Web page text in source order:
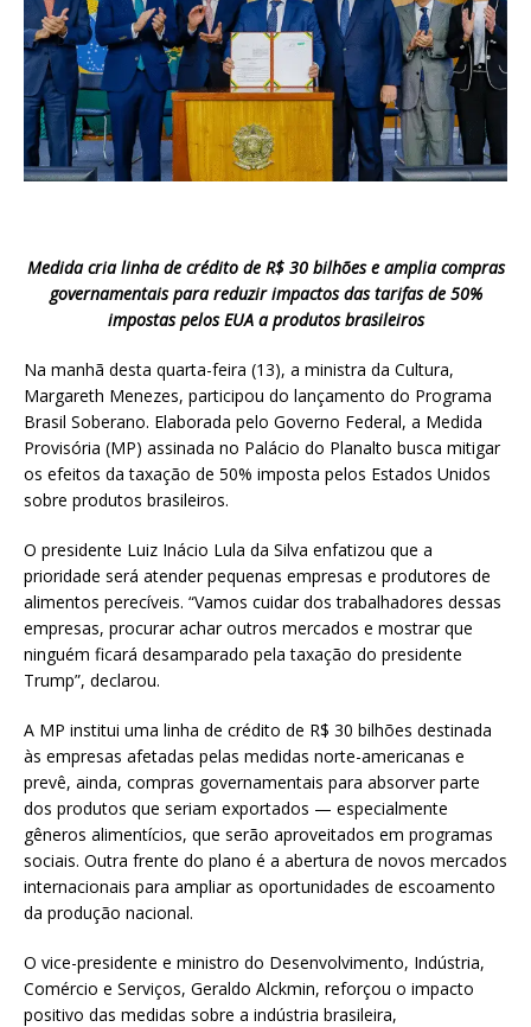
Medida cria linha de crédito de R$ 30 bilhões e amplia compras
governamentais para reduzir impactos das tarifas de 50%
impostas pelos EUA a produtos brasileiros
Na manhã desta quarta-feira (13), a ministra da Cultura,
Margareth Menezes, participou do lançamento do Programa
Brasil Soberano. Elaborada pelo Governo Federal, a Medida
Provisória (MP) assinada no Palácio do Planalto busca mitigar
os efeitos da taxação de 50% imposta pelos Estados Unidos
sobre produtos brasileiros.
O presidente Luiz Inácio Lula da Silva enfatizou que a
prioridade será atender pequenas empresas e produtores de
alimentos perecíveis. “Vamos cuidar dos trabalhadores dessas
empresas, procurar achar outros mercados e mostrar que
ninguém ficará desamparado pela taxação do presidente
Trump”, declarou.
A MP institui uma linha de crédito de R$ 30 bilhões destinada
às empresas afetadas pelas medidas norte-americanas e
prevê, ainda, compras governamentais para absorver parte
dos produtos que seriam exportados — especialmente
gêneros alimentícios, que serão aproveitados em programas
sociais. Outra frente do plano é a abertura de novos mercados
internacionais para ampliar as oportunidades de escoamento
da produção nacional.
O vice-presidente e ministro do Desenvolvimento, Indústria,
Comércio e Serviços, Geraldo Alckmin, reforçou o impacto
positivo das medidas sobre a indústria brasileira,